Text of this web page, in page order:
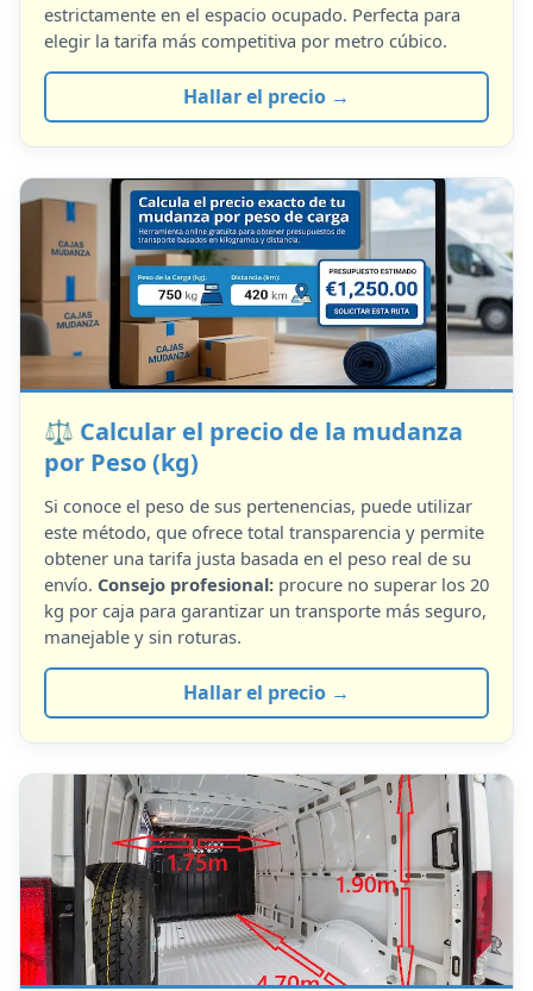
estrictamente en el espacio ocupado. Perfecta para
elegir la tarifa más competitiva por metro cúbico.
Hallar el precio →
⚖️ Calcular el precio de la mudanza
por Peso (kg)
Si conoce el peso de sus pertenencias, puede utilizar
este método, que ofrece total transparencia y permite
obtener una tarifa justa basada en el peso real de su
envío. Consejo profesional: procure no superar los 20
kg por caja para garantizar un transporte más seguro,
manejable y sin roturas.
Hallar el precio →